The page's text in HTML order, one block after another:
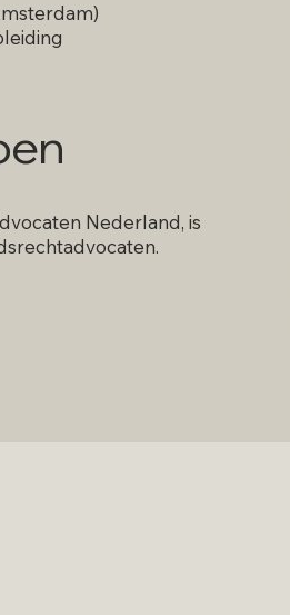
Nederland, is